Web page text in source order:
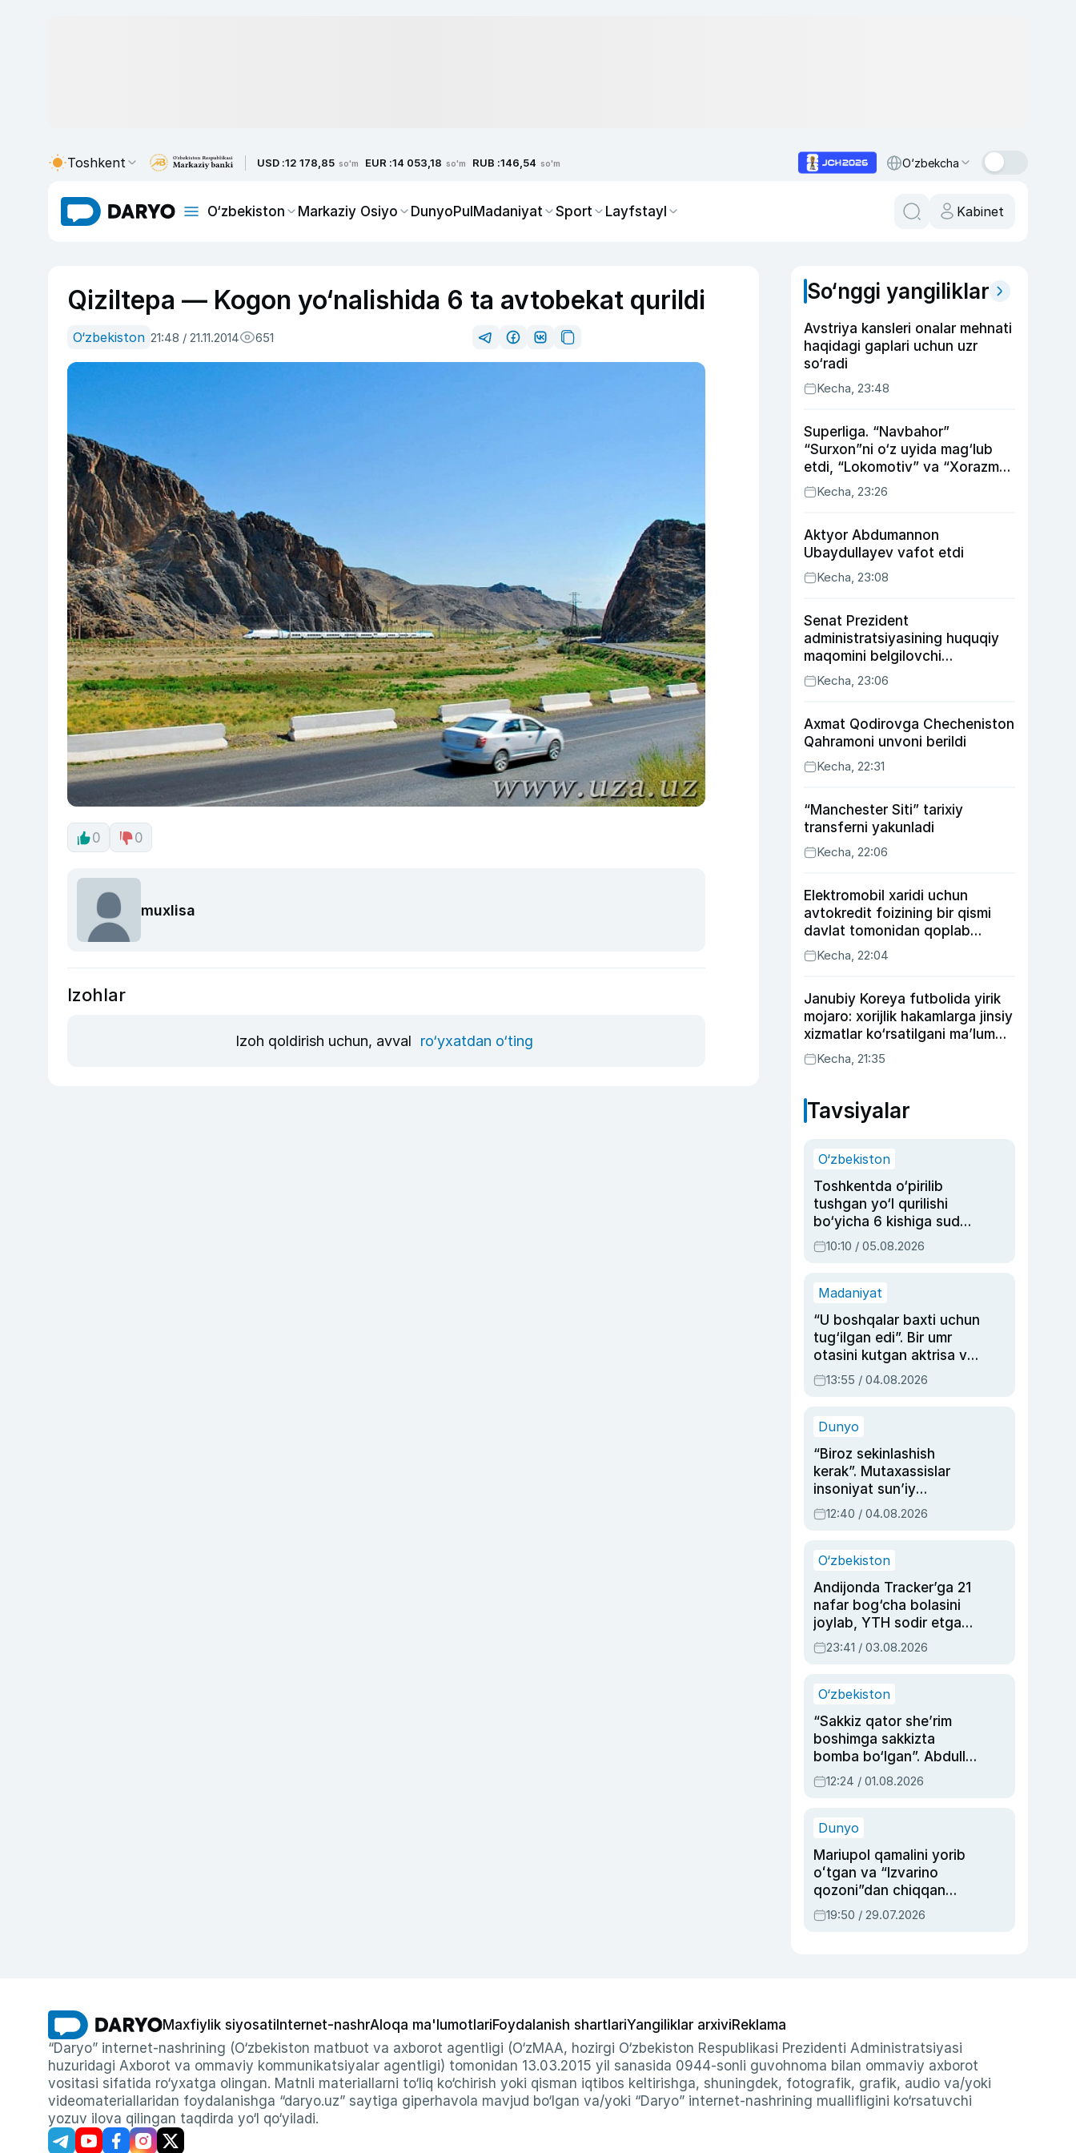
Toshkent USD :12 178,85 so'm EUR :14 053,18 so'm RUB :146,54 so'm O‘zbekcha
O‘zbekiston Markaziy Osiyo DunyoPulMadaniyat Sport Layfstayl Kabinet
Qiziltepa — Kogon yo‘nalishida 6 ta avtobekat qurildi
O‘zbekiston 21:48 / 21.11.2014 651
0 0
muxlisa
Izohlar
Izoh qoldirish uchun, avval ro‘yxatdan o‘ting
So‘nggi yangiliklar
Avstriya kansleri onalar mehnati
haqidagi gaplari uchun uzr
so‘radi
Kecha, 23:48
Superliga. “Navbahor”
“Surxon”ni o‘z uyida mag‘lub
etdi, “Lokomotiv” va “Xorazm”
uyda g‘alaba qozondi
Kecha, 23:26
Aktyor Abdu­mannon
Ubaydullayev vafot etdi
Kecha, 23:08
Senat Prezident
administratsiyasining huquqiy
maqomini belgilovchi
konstitutsiyaviy qonunni
ma’qulladi
Kecha, 23:06
Axmat Qodirovga Checheniston
Qahramoni unvoni berildi
Kecha, 22:31
“Manchester Siti” tarixiy
transferni yakunladi
Kecha, 22:06
Elektromobil xaridi uchun
avtokredit foizining bir qismi
davlat tomonidan qoplab
berilishi mumkin
Kecha, 22:04
Janubiy Koreya futbolida yirik
mojaro: xorijlik hakamlarga jinsiy
xizmatlar ko‘rsatilgani ma’lum
qilindi
Kecha, 21:35
Tavsiyalar
O‘zbekiston
Toshkentda o‘pirilib
tushgan yo‘l qurilishi
bo‘yicha 6 kishiga sud
hukmi o‘qildi
10:10 / 05.08.2026
Madaniyat
“U boshqalar baxti uchun
tug‘ilgan edi”. Bir umr
otasini kutgan aktrisa va
dublyaj ustasi Rimma
Ahmedovaning
13:55 / 04.08.2026
Dunyo
“Biroz sekinlashish
kerak”. Mutaxassislar
insoniyat sun’iy
intellektni boshqara
olmay qolishidan xavotir
12:40 / 04.08.2026
O‘zbekiston
Andijonda Tracker’ga 21
nafar bog‘cha bolasini
joylab, YTH sodir etgan
ayolga sud hukmi o‘qildi
23:41 / 03.08.2026
O‘zbekiston
“Sakkiz qator she’rim
boshimga sakkizta
bomba bo‘lgan”. Abdulla
Oripovni siyosiy
ayblovlardan asrab
12:24 / 01.08.2026
Dunyo
Mariupol qamalini yorib
oʻtgan va “Izvarino
qozoni”dan chiqqan
qahramon — Ukraina
armiyasi bosh
19:50 / 29.07.2026
Maxfiylik siyosati Internet-nashrAloqa ma'lumotlariFoydalanish shartlariYangiliklar arxiviReklama
“Daryo” internet-nashrining (O‘zbekiston matbuot va axborot agentligi (O‘zMAA, hozirgi O‘zbekiston Respublikasi Prezidenti Administratsiyasi
huzuridagi Axborot va ommaviy kommunikatsiyalar agentligi) tomonidan 13.03.2015 yil sanasida 0944-sonli guvohnoma bilan ommaviy axborot
vositasi sifatida ro‘yxatga olingan. Matnli materiallarni to‘liq ko‘chirish yoki qisman iqtibos keltirishga, shuningdek, fotografik, grafik, audio va/yoki
videomateriallaridan foydalanishga “daryo.uz” saytiga giperhavola mavjud bo‘lgan va/yoki “Daryo” internet-nashrining muallifligini ko‘rsatuvchi
yozuv ilova qilingan taqdirda yo‘l qo‘yiladi.